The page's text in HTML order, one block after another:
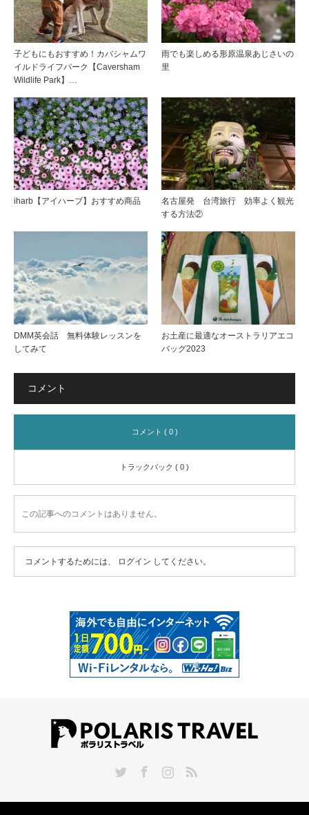
子どもにもおすすめ！カバシャムワ
イルドライフパーク【Caversham
Wildlife Park】…
雨でも楽しめる形原温泉あじさいの
里
iharb【アイハーブ】おすすめ商品
名古屋発 台湾旅行 効率よく観光
する方法②
DMM英会話 無料体験レッスンを
してみて
お土産に最適なオーストラリアエコ
バッグ2023
コメント
コメント ( 0 )
トラックバック ( 0 )
この記事へのコメントはありません。
コメントするためには、 ログイン してください。